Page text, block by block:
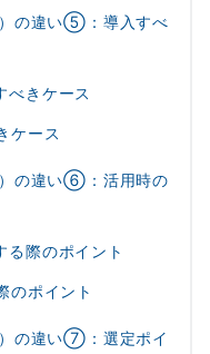
の違い⑤：導入すべ
べきケース
ケース
の違い⑥：活用時の
る際のポイント
のポイント
の違い⑦：選定ポイ